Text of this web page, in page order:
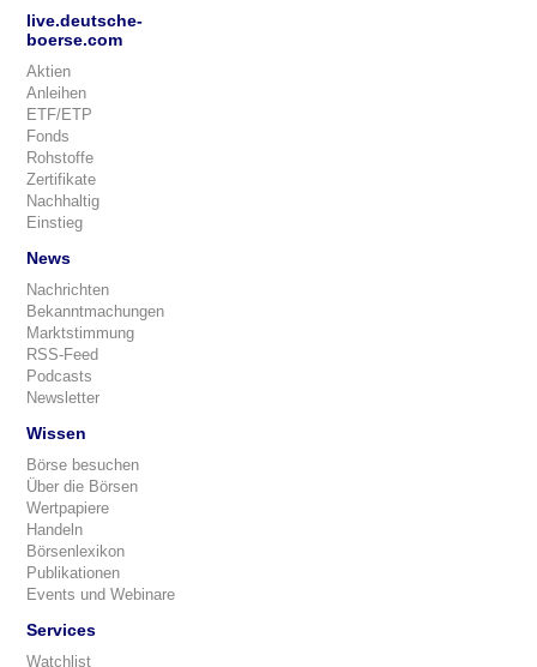
live.deutsche-
boerse.com
Aktien
Anleihen
ETF/ETP
Fonds
Rohstoffe
Zertifikate
Nachhaltig
Einstieg
News
Nachrichten
Bekanntmachungen
Marktstimmung
RSS-Feed
Podcasts
Newsletter
Wissen
Börse besuchen
Über die Börsen
Wertpapiere
Handeln
Börsenlexikon
Publikationen
Events und Webinare
Services
Watchlist